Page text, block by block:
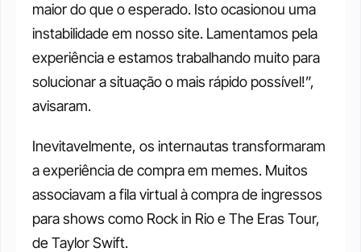
maior do que o esperado. Isto ocasionou uma
instabilidade em nosso site. Lamentamos pela
experiência e estamos trabalhando muito para
solucionar a situação o mais rápido possível!”,
avisaram.
Inevitavelmente, os internautas transformaram
a experiência de compra em memes. Muitos
associavam a fila virtual à compra de ingressos
para shows como Rock in Rio e The Eras Tour,
de Taylor Swift.